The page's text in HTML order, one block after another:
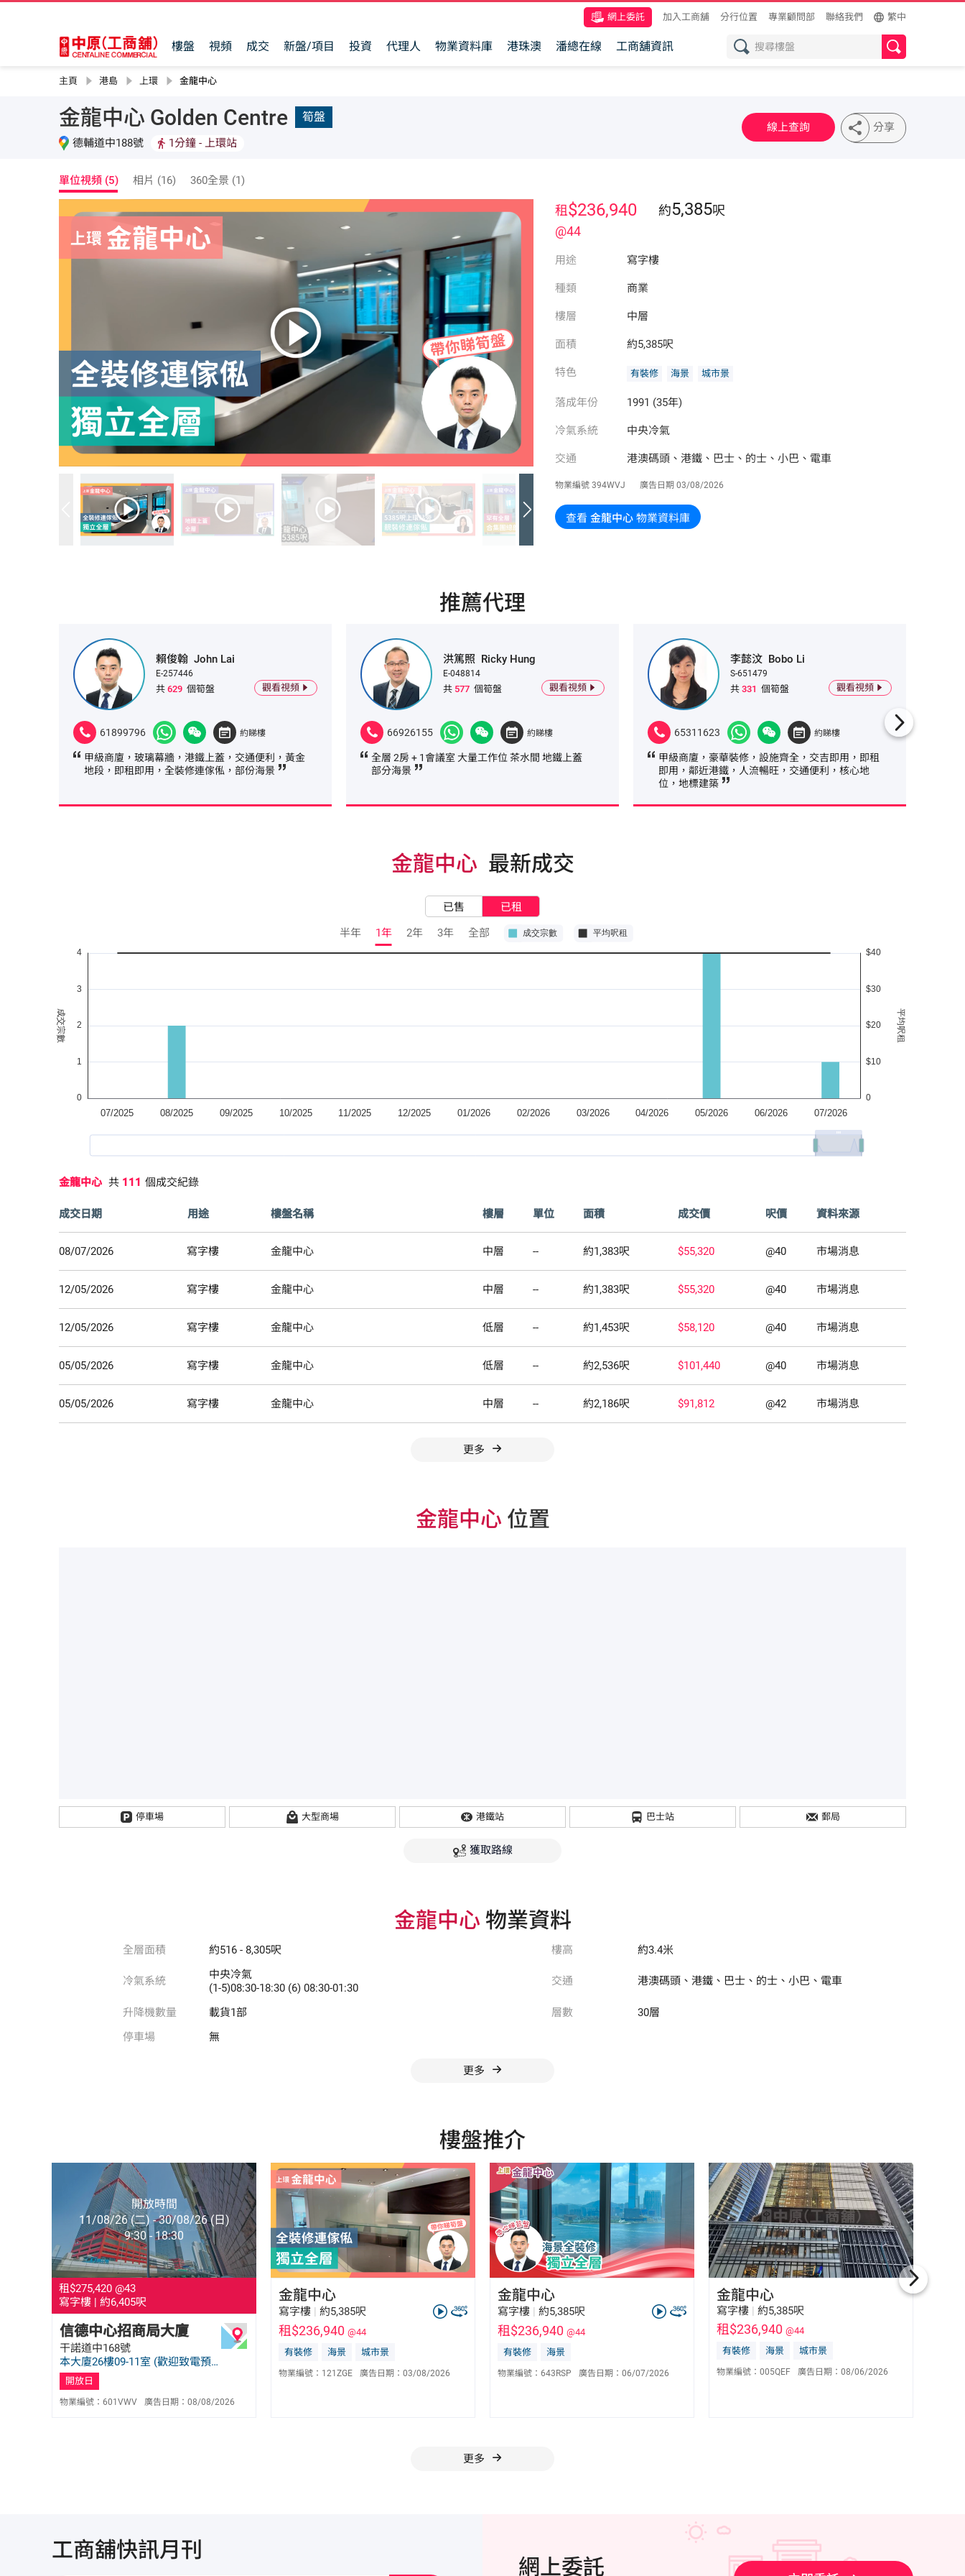
網上委託 加入工商舖 分行位置 專業顧問部 聯絡我們 繁中
樓盤 視頻 成交 新盤/項目 投資 代理人 物業資料庫 港珠澳 潘總在線 工商舖資訊
主頁 港島 上環 金龍中心
金龍中心 Golden Centre 筍盤
德輔道中188號 1分鐘 - 上環站
線上查詢 分享
單位視頻 (5) 相片 (16) 360全景 (1)
租$236,940
@44
約5,385呎
用途 寫字樓
種類 商業
樓層 中層
面積 約5,385呎
特色 有裝修 海景 城市景
落成年份 1991 (35年)
冷氣系統 中央冷氣
交通 港澳碼頭、港鐵、巴士、的士、小巴、電車
物業編號 394WVJ 廣告日期 03/08/2026
查看 金龍中心 物業資料庫
金龍中心 最新成交
已售
已租
半年
1年 2年 3年 全部
金龍中心 共 111 個成交紀錄
成交日期 用途 樓盤名稱 樓層 單位 面積 成交價 呎價 資料來源
08/07/2026 寫字樓 金龍中心 中層 -- 約1,383呎 $55,320 @40 市場消息
12/05/2026 寫字樓 金龍中心 中層 -- 約1,383呎 $55,320 @40 市場消息
12/05/2026 寫字樓 金龍中心 低層 -- 約1,453呎 $58,120 @40 市場消息
05/05/2026 寫字樓 金龍中心 低層 -- 約2,536呎 $101,440 @40 市場消息
05/05/2026 寫字樓 金龍中心 中層 -- 約2,186呎 $91,812 @42 市場消息
更多
金龍中心 位置
停車場 大型商場 港鐵站 巴士站 郵局
獲取路線
推薦代理
賴俊翰 John Lai
E-257446
共 629 個筍盤 觀看視頻
61899796 約睇樓
甲級商廈，玻璃幕牆，港鐵上蓋，交通便利，黃金
地段，即租即用，全裝修連傢俬，部份海景
洪篤照 Ricky Hung
E-048814
共 577 個筍盤 觀看視頻
66926155 約睇樓
全層 2房 + 1會議室 大量工作位 茶水間 地鐵上蓋
部分海景
李懿汶 Bobo Li
S-651479
共 331 個筍盤 觀看視頻
65311623 約睇樓
甲級商廈，豪華裝修，設施齊全，交吉即用，即租
即用，鄰近港鐵，人流暢旺，交通便利，核心地
位，地標建築
金龍中心 物業資料
全層面積 約516 - 8,305呎 樓高 約3.4米
冷氣系統
中央冷氣
(1-5)08:30-18:30 (6) 08:30-01:30
交通 港澳碼頭、港鐵、巴士、的士、小巴、電車
升降機數量 載貨1部 層數
30層
停車場
無
更多
樓盤推介
開放時間
11/08/26 (二) - 30/08/26 (日)
9:30 - 18:30
翟有和 Winnie Chat
E-018107
租$275,420 @43
寫字樓 | 約6,405呎
信德中心招商局大廈
干諾道中168號
本大廈26樓09-11室 (歡迎致電預
約)開放日
物業編號： 601VWV 廣告日期： 08/08/2026
賴俊翰 John Lai
6189 9796
金龍中心
寫字樓 | 約5,385呎
租$236,940 @44
有裝修
海景 城市景
物業編號： 121ZGE 廣告日期： 03/08/2026
賴俊翰 John Lai
6189 9796
金龍中心
寫字樓 | 約5,385呎
租$236,940 @44
有裝修
海景
物業編號： 643RSP 廣告日期： 06/07/2026
胡嫣 Virginia Wu
金龍中心
寫字樓 | 約5,385呎
租$236,940 @44
有裝修
海景 城市景
物業編號： 005QEF 廣告日期： 08/06/2026
更多
工商舖快訊月刊
網上委託